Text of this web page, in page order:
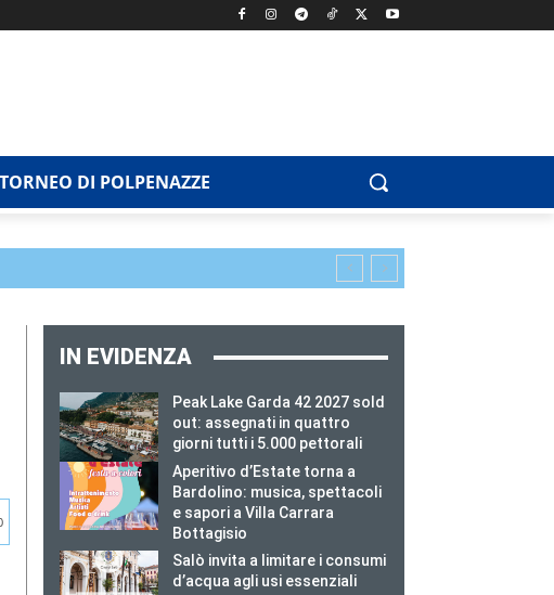
TORNEO DI POLPENAZZE
IN EVIDENZA
Peak Lake Garda 42 2027 sold
out: assegnati in quattro
giorni tutti i 5.000 pettorali
Aperitivo d’Estate torna a
Bardolino: musica, spettacoli
e sapori a Villa Carrara
Bottagisio
Salò invita a limitare i consumi
d’acqua agli usi essenziali